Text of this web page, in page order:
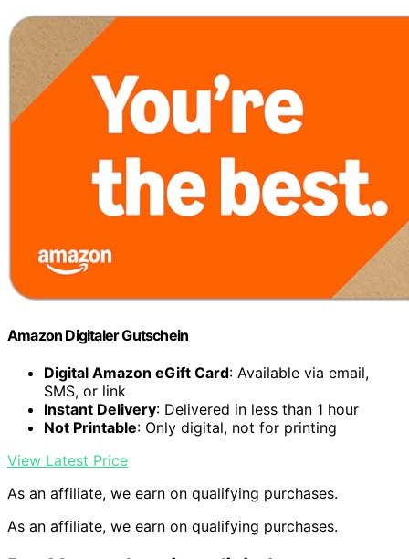
Amazon Digitaler Gutschein
Digital Amazon eGift Card: Available via email,
SMS, or link
Instant Delivery: Delivered in less than 1 hour
Not Printable: Only digital, not for printing
View Latest Price
As an affiliate, we earn on qualifying purchases.
As an affiliate, we earn on qualifying purchases.